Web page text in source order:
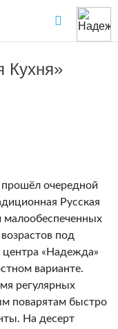
Кухня»
прошёл очередной
Русская
малообеспеченных
под
центра «Надежда»
варианте.
регулярных
поварятам быстро
На десерт